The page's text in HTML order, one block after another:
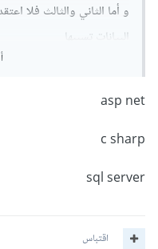
و أما الثاني والثالث فلا
البيانات تسببها
asp net
c sharp
sql server
اقتباس